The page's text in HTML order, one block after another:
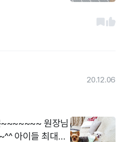
20.12.06
~~~~~~~ 원장님
아이들 최대한